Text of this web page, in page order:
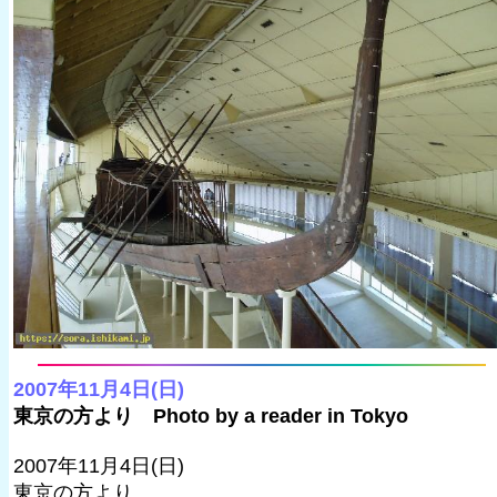
2007年11月4日(日)
東京の方より Photo by a reader in Tokyo
2007年11月4日(日)
東京の方より